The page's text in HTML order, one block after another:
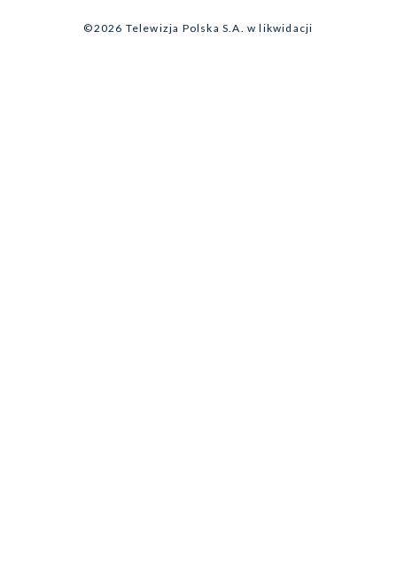
Biuro Reklamy
©2026 Telewizja Polska S.A. w likwidacji